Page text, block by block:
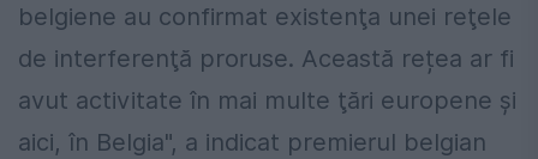
belgiene au confirmat existenţa unei reţele
de interferenţă proruse. Această rețea ar fi
avut activitate în mai multe ţări europene şi
aici, în Belgia", a indicat premierul belgian